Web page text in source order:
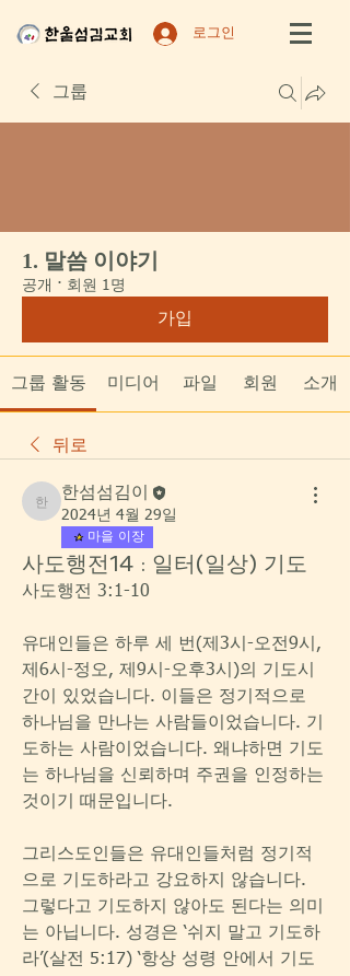
로그인
그룹
1. 말씀 이야기
공개 · 회원 1명
가입
그룹 활동 미디어 파일 회원 소개
뒤로
한섬섬김이
한섬섬김이
2024년 4월 29일
마을 이장
사도행전14 : 일터(일상) 기도
사도행전 3:1-10
유대인들은 하루 세 번(제3시-오전9시,
제6시-정오, 제9시-오후3시)의 기도시
간이 있었습니다. 이들은 정기적으로
하나님을 만나는 사람들이었습니다. 기
도하는 사람이었습니다. 왜냐하면 기도
는 하나님을 신뢰하며 주권을 인정하는
것이기 때문입니다.
그리스도인들은 유대인들처럼 정기적
으로 기도하라고 강요하지 않습니다.
그렇다고 기도하지 않아도 된다는 의미
는 아닙니다. 성경은 ‘쉬지 말고 기도하
라’(살전 5:17) ‘항상 성령 안에서 기도